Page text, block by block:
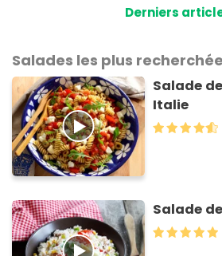
Derniers
Salades les plus
Salade
Italie
Salade